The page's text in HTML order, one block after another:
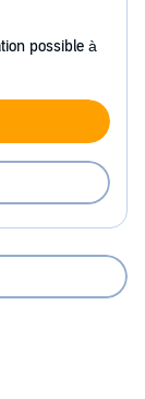
possible à